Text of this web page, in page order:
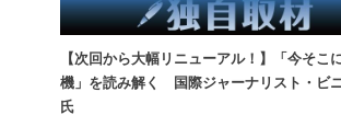
【次回から大幅リニューアル！】「今そこ
機」を読み解く 国際ジャーナリスト・ビ
氏